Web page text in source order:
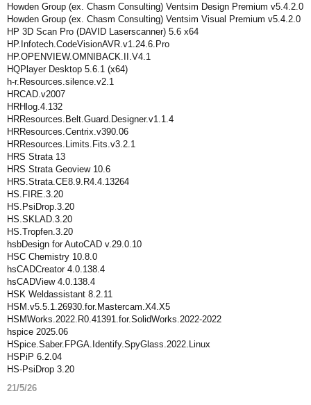
Howden Group (ex. Chasm Consulting) Ventsim Design Premium v5.4.2.0
Howden Group (ex. Chasm Consulting) Ventsim Visual Premium v5.4.2.0
HP 3D Scan Pro (DAVID Laserscanner) 5.6 x64
HP.Infotech.CodeVisionAVR.v1.24.6.Pro
HP.OPENVIEW.OMNIBACK.II.V4.1
HQPlayer Desktop 5.6.1 (x64)
h-r.Resources.silence.v2.1
HRCAD.v2007
HRHlog.4.132
HRResources.Belt.Guard.Designer.v1.1.4
HRResources.Centrix.v390.06
HRResources.Limits.Fits.v3.2.1
HRS Strata 13
HRS Strata Geoview 10.6
HRS.Strata.CE8.9.R4.4.13264
HS.FIRE.3.20
HS.PsiDrop.3.20
HS.SKLAD.3.20
HS.Tropfen.3.20
hsbDesign for AutoCAD v.29.0.10
HSC Chemistry 10.8.0
hsCADCreator 4.0.138.4
hsCADView 4.0.138.4
HSK Weldassistant 8.2.11
HSM.v5.5.1.26930.for.Mastercam.X4.X5
HSMWorks.2022.R0.41391.for.SolidWorks.2022-2022
hspice 2025.06
HSpice.Saber.FPGA.Identify.SpyGlass.2022.Linux
HSPiP 6.2.04
HS-PsiDrop 3.20
21/5/26